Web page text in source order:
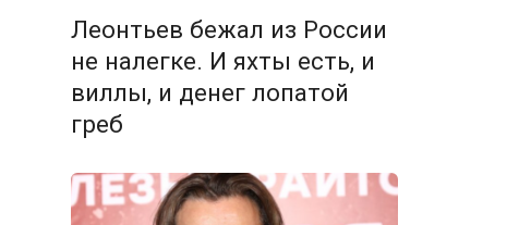
Леонтьев бежал из России
не налегке. И яхты есть, и
виллы, и денег лопатой
греб